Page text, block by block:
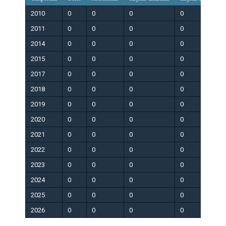
2010 0 0 0 0
2011
0 0 0 0
2014
0 0 0 0
2015
0 0 0 0
2017
0 0 0 0
2018
0 0 0 0
2019
0 0 0 0
2020
0 0 0 0
2021
0 0 0 0
2022
0 0 0 0
2023
0 0 0 0
2024
0 0 0 0
2025
0 0 0 0
2026
0 0 0 0